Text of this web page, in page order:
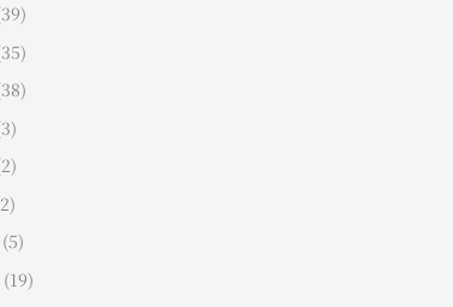
(5)
(19)